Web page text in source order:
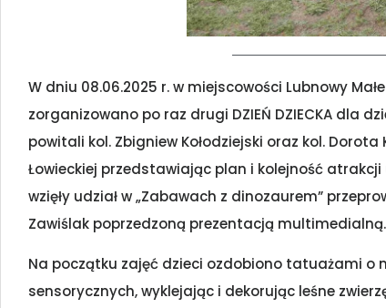
W dniu 08.06.2025 r. w miejscowości Lubnowy
zorganizowano po raz drugi DZIEŃ DZIECKA dla
powitali kol. Zbigniew Kołodziejski oraz kol.
Łowieckiej przedstawiając plan i kolejność
wzięły udział w „Zabawach z dinozaurem”
Zawiślak poprzedzoną prezentacją multimedialną.
Na początku zajęć dzieci ozdobiono tatuażami o
sensorycznych, wyklejając i dekorując leśne